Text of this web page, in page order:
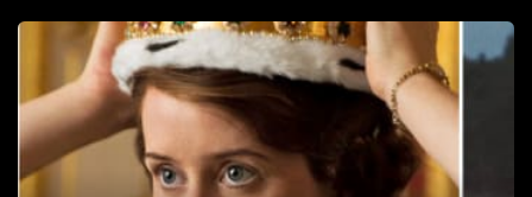
Přihlášení
Sledujte nás